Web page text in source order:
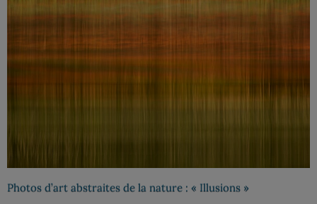
Photos d’art abstraites de la nature : « Illusions »